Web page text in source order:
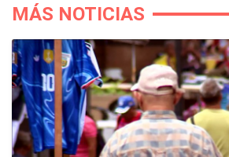
MÁS NOTICIAS